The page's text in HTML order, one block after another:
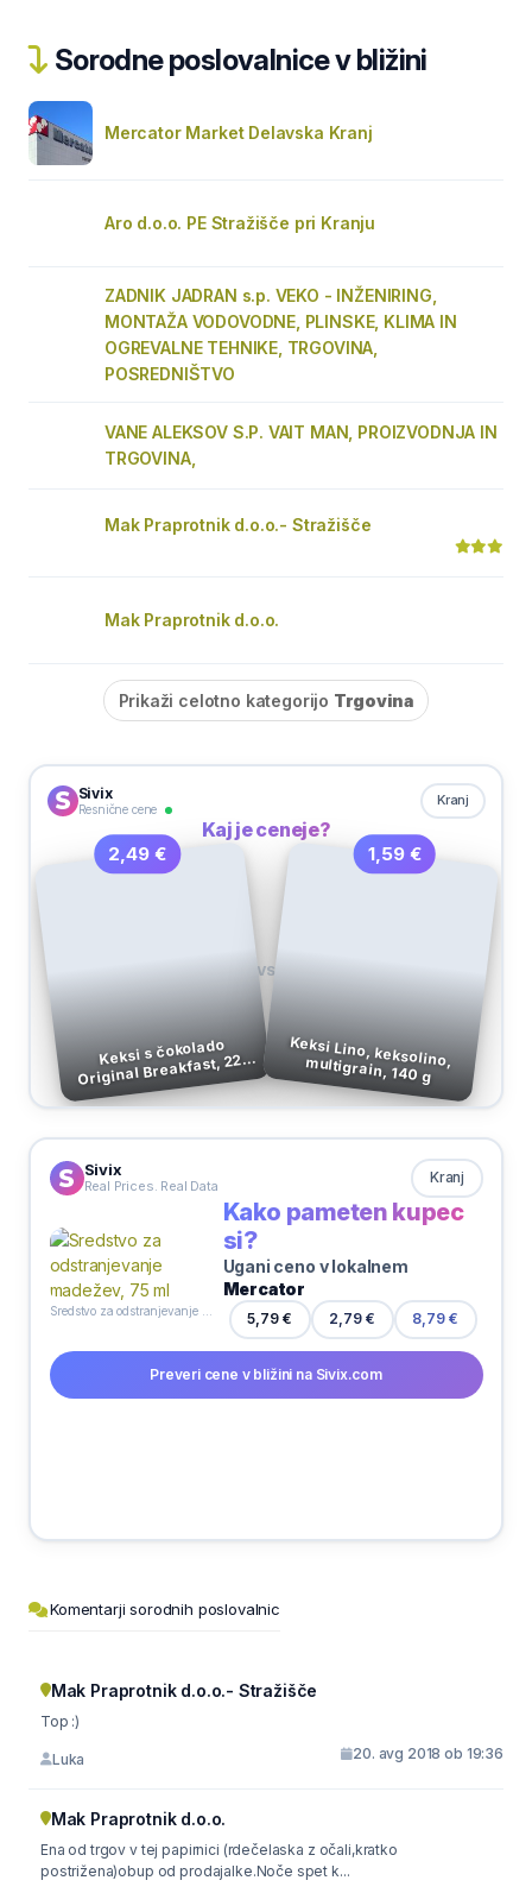
Sorodne poslovalnice v bližini
Mercator Market Delavska Kranj
Aro d.o.o. PE Stražišče pri Kranju
ZADNIK JADRAN s.p. VEKO - INŽENIRING,
MONTAŽA VODOVODNE, PLINSKE, KLIMA IN
OGREVALNE TEHNIKE, TRGOVINA,
POSREDNIŠTVO
VANE ALEKSOV S.P. VAIT MAN, PROIZVODNJA IN
TRGOVINA,
Mak Praprotnik d.o.o.- Stražišče
Mak Praprotnik d.o.o.
Prikaži celotno kategorijo Trgovina
Sivix
Resnične cene
Kranj
Kaj je ceneje?
2,49 €
Keksi s čokolado
Original Breakfast, 225
g, Belvita
VS
1,59 €
Keksi Lino, keksolino, multigrain, 140 g
Sivix
Real Prices. Real Data Kranj
Kako pameten kupec
si?
Ugani ceno v lokalnem
Mercator
5,79 € 2,79 € 8,79 €
Preveri cene v bližini na Sivix.com
Komentarji sorodnih poslovalnic
Mak Praprotnik d.o.o.- Stražišče
Top :)
Luka 20. avg 2018 ob 19:36
Mak Praprotnik d.o.o.
Ena od trgov v tej papirnici (rdečelaska z očali,kratko
postrižena)obup od prodajalke.Noče spet k...